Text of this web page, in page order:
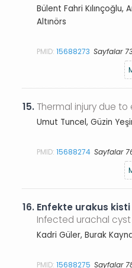
Bülent Fahri Kılınçoğlu,
Altınörs
PMID:15688273 Sayfalar
15. Thermal injury due
Umut Tuncel, Güzin
PMID:15688274 Sayfalar
16. Enfekte urakus kisti
Infected urachal cyst
Kadri Güler, Burak
PMID:15688275 Sayfalar